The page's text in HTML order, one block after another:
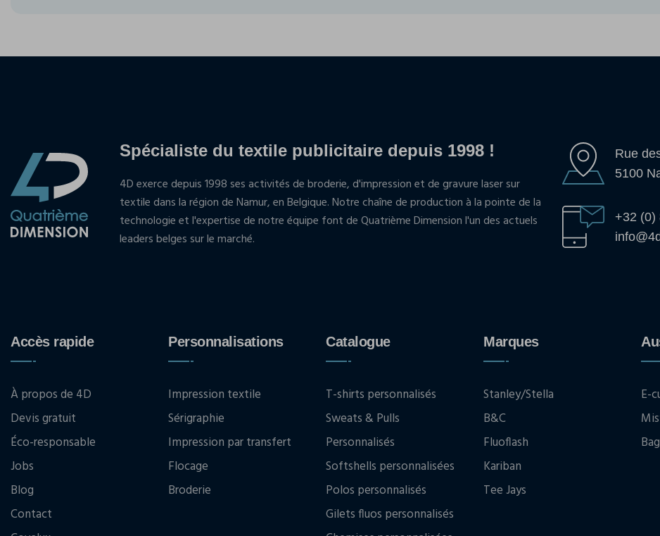
Spécialiste du textile publicitaire depuis 1998 !
4D exerce depuis 1998 ses activités de broderie, d'impression et de gravure laser sur
textile dans la région de Namur, en Belgique. Notre chaîne de production à la pointe de la
technologie et l'expertise de notre équipe font de Quatrième Dimension l'un des actuels
leaders belges sur le marché.
Rue
5100
+32 (0)
Accès rapide
À propos de 4D
Devis gratuit
Éco-responsable
Jobs
Blog
Contact
Personnalisations
Impression textile
Sérigraphie
Impression par transfert
Flocage
Broderie
Catalogue
T-shirts personnalisés
Sweats & Pulls
Personnalisés
Softshells personnalisées
Polos personnalisés
Gilets fluos personnalisés
Marques
Stanley/Stella
B&C
Fluoflash
Kariban
Tee Jays
E-